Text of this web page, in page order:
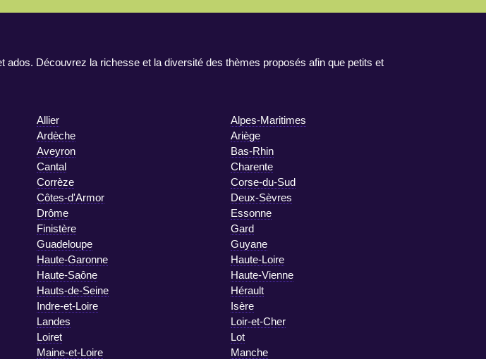
Découvrez la richesse et la diversité des thèmes proposés afin que petits et
Allier
Alpes-Maritimes
Ardèche
Ariège
Aveyron
Bas-Rhin
Cantal
Charente
Corrèze
Corse-du-Sud
Côtes-d'Armor
Deux-Sèvres
Drôme
Essonne
Finistère
Gard
Guadeloupe
Guyane
Haute-Garonne
Haute-Loire
Haute-Saône
Haute-Vienne
Hauts-de-Seine
Hérault
Indre-et-Loire
Isère
Landes
Loir-et-Cher
Loiret
Lot
Maine-et-Loire
Manche